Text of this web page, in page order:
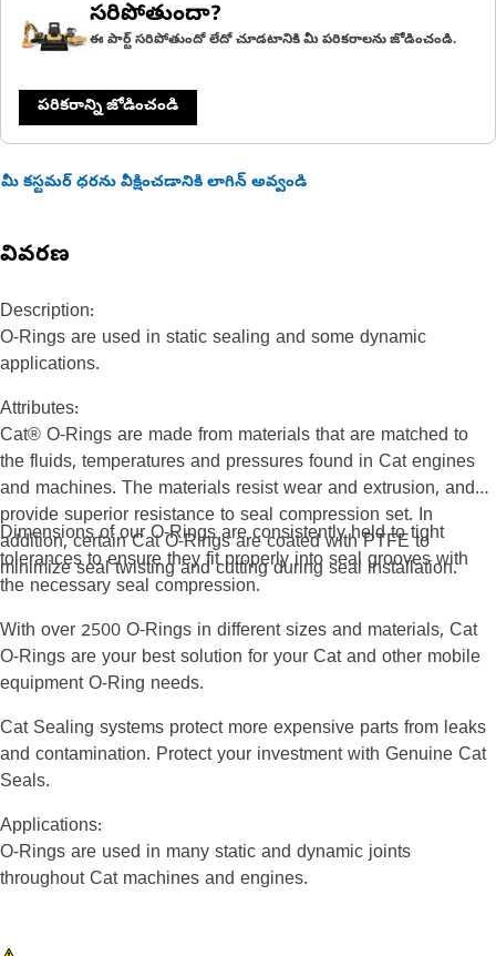
సరిపోతుందా?
ఈ పార్ట్ సరిపోతుందో లేదో చూడటానికి మీ పరికరాలను జోడించండి.
పరికరాన్ని జోడించండి
మీ కస్టమర్ ధరను వీక్షించడానికి లాగిన్ అవ్వండి
వివరణ
Description:
O-Rings are used in static sealing and some dynamic
applications.
Attributes:
Cat® O-Rings are made from materials that are matched to
the fluids, temperatures and pressures found in Cat engines
and machines. The materials resist wear and extrusion, and
provide superior resistance to seal compression set. In
addition, certain Cat O-Rings are coated with PTFE to
minimize seal twisting and cutting during seal installation.
Dimensions of our O-Rings are consistently held to tight
tolerances to ensure they fit properly into seal grooves with
the necessary seal compression.
With over 2500 O-Rings in different sizes and materials, Cat
O-Rings are your best solution for your Cat and other mobile
equipment O-Ring needs.
Cat Sealing systems protect more expensive parts from leaks
and contamination. Protect your investment with Genuine Cat
Seals.
Applications:
O-Rings are used in many static and dynamic joints
throughout Cat machines and engines.